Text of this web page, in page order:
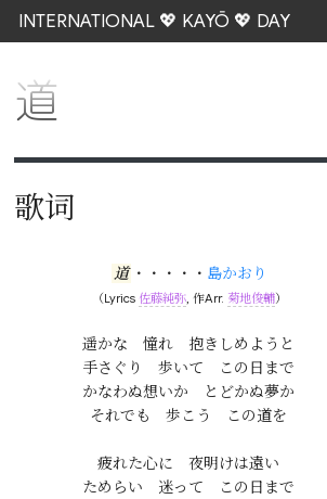
INTERNATIONAL 💖 KAYŌ 💖 DAY
道
歌词
道・・・・・ 島かおり
（Lyrics 佐藤純弥, 作Arr. 菊地俊輔）
遥かな　憧れ　抱きしめようと
手さぐり　歩いて　この日まで
かなわぬ想いか　とどかぬ夢か
それでも　歩こう　この道を
疲れた心に　夜明けは遠い
ためらい　迷って　この日まで